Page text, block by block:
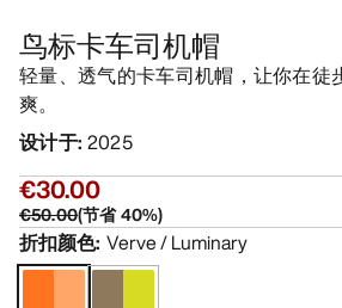
鸟标卡车司机帽
轻量、透气的卡车司机帽，让你在徒
爽。
设计于: 2025
€30.00
€50.00(节省40%)
折扣颜色: Verve / Luminary